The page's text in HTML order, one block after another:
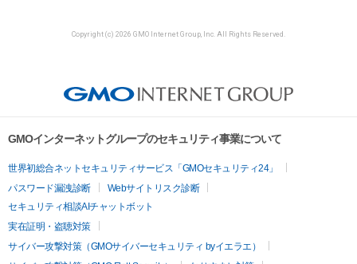
Copyright (c) 2026 GMO Internet Group, Inc. All Rights Reserved.
GMOインターネットグループのセキュリティ事業について
世界初総合ネットセキュリティサービス「GMOセキュリティ24」
パスワード漏洩診断
Webサイトリスク診断
セキュリティ相談AIチャットボット
実在証明・盗聴対策
サイバー攻撃対策（GMOサイバーセキュリティ byイエラエ）